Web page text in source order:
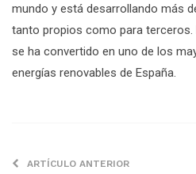
mundo y está desarrollando más
tanto propios como para terceros.
se ha convertido en uno de los
energías renovables de España.
ARTÍCULO ANTERIOR